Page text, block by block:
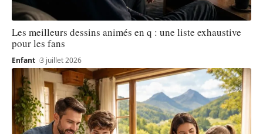
Les meilleurs dessins animés en q : une liste exhaustive
pour les fans
Enfant 3 juillet 2026